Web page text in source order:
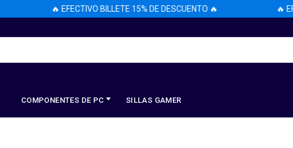
🔥 EFECTIVO BILLETE 15% DE DESCUENTO 🔥 🔥
COMPONENTES DE PC SILLAS GAMER